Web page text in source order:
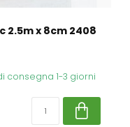
2.5m x 8cm 2408
consegna 1-3 giorni